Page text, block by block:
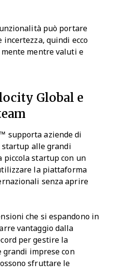
può portare
incertezza, quindi ecco
mentre valuti e
Global e
supporta aziende di
alle grandi
piccola startup con un
la piattaforma
senza aprire
che si espandono in
vantaggio dalla
per gestire la
grandi imprese con
sfruttare le